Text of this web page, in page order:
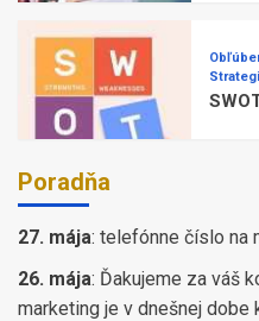
Poradňa
27. mája: telefónne číslo na
26. mája: Ďakujeme za váš
marketing je v dnešnej dobe